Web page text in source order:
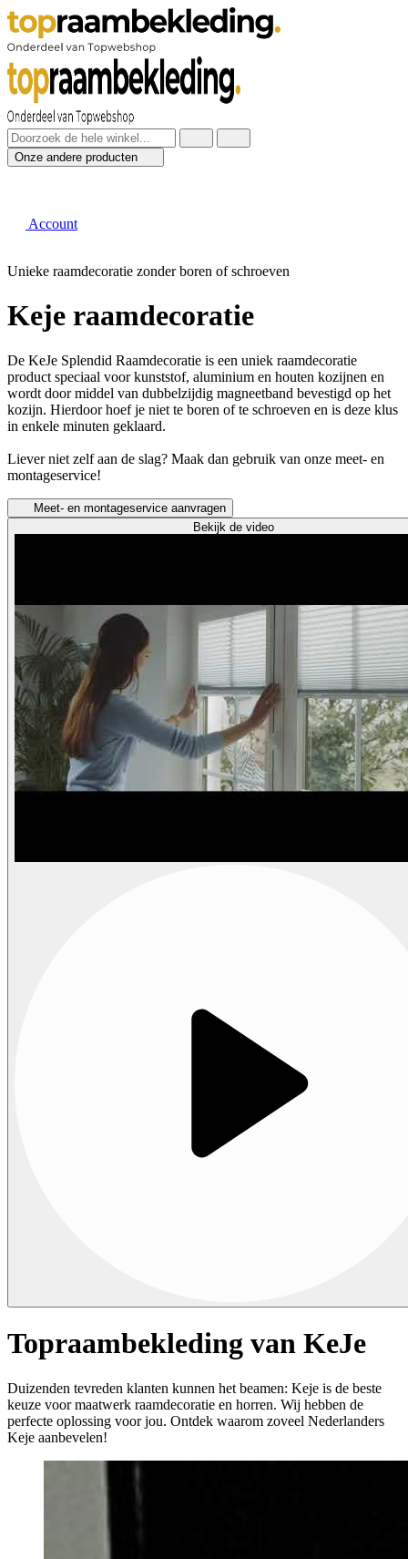
Onze andere producten
Account
Unieke raamdecoratie zonder boren of schroeven
Keje raamdecoratie
De KeJe Splendid Raamdecoratie is een uniek raamdecoratie
product speciaal voor kunststof, aluminium en houten kozijnen en
wordt door middel van dubbelzijdig magneetband bevestigd op het
kozijn. Hierdoor hoef je niet te boren of te schroeven en is deze klus
in enkele minuten geklaard.
Liever niet zelf aan de slag? Maak dan gebruik van onze meet- en
montageservice!
Meet- en montageservice aanvragen
Bekijk de video
Topraambekleding van KeJe
Duizenden tevreden klanten kunnen het beamen: Keje is de beste
keuze voor maatwerk raamdecoratie en horren. Wij hebben de
perfecte oplossing voor jou. Ontdek waarom zoveel Nederlanders
Keje aanbevelen!